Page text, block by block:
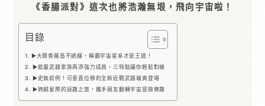
《香腸派對》這次也將浩瀚無垠，飛向宇宙啦！
目錄
▶大鬧香腸島不過癮，稱霸宇宙星系才是王道！
▶能量武器家族再添強力成員，三特點讓你輕鬆對槍
▶史無前例！可垂直位移的全新近戰武器颯爽登場
▶跨越星際的逗趣之旅，攜手朋友翻轉宇宙冒險樂趣